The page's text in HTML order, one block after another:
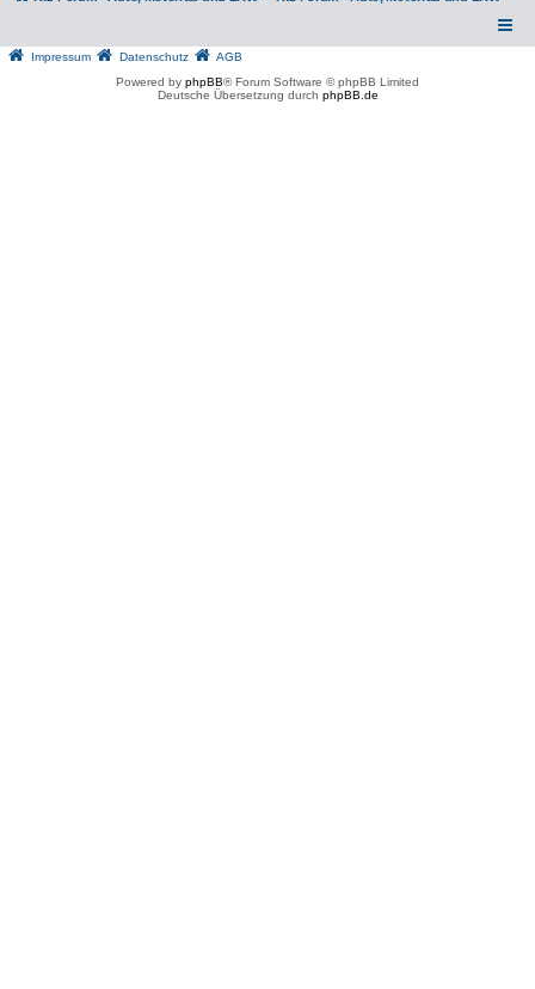
Impressum Datenschutz
AGB
Powered by phpBB® Forum Software © phpBB Limited
Deutsche Übersetzung durch phpBB.de